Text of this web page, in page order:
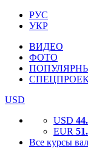
РУС
УКР
ВИДЕО
ФОТО
USD
USD
EUR
Все курсы